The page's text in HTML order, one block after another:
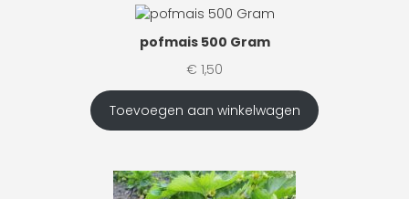
pofmais 500 Gram
€ 1,50
Toevoegen aan winkelwagen